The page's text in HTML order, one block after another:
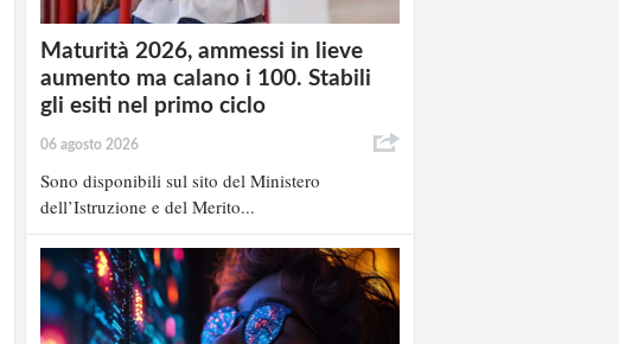
Maturità 2026, ammessi in lieve
aumento ma calano i 100. Stabili
gli esiti nel primo ciclo
06 agosto 2026
Sono disponibili sul sito del Ministero
dell’Istruzione e del Merito...